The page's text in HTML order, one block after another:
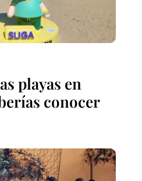
playas en
conocer